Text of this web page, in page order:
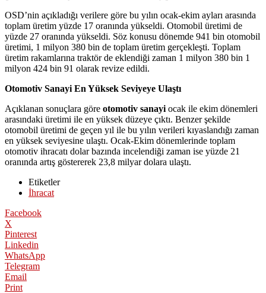
OSD’nin açıkladığı verilere göre bu yılın ocak-ekim ayları arasında
toplam üretim yüzde 17 oranında yükseldi. Otomobil üretimi de
yüzde 27 oranında yükseldi. Söz konusu dönemde 941 bin otomobil
üretimi, 1 milyon 380 bin de toplam üretim gerçekleşti. Toplam
üretim rakamlarına traktör de eklendiği zaman 1 milyon 380 bin 1
milyon 424 bin 91 olarak revize edildi.
Otomotiv Sanayi En Yüksek Seviyeye Ulaştı
Açıklanan sonuçlara göre otomotiv sanayi ocak ile ekim dönemleri
arasındaki üretimi ile en yüksek düzeye çıktı. Benzer şekilde
otomobil üretimi de geçen yıl ile bu yılın verileri kıyaslandığı zaman
en yüksek seviyesine ulaştı. Ocak-Ekim dönemlerinde toplam
otomotiv ihracatı dolar bazında incelendiği zaman ise yüzde 21
oranında artış göstererek 23,8 milyar dolara ulaştı.
Etiketler
İhracat
Facebook
X
Pinterest
Linkedin
WhatsApp
Telegram
Email
Print